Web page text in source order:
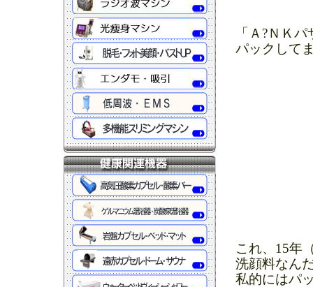
「Ａ?ＮＫ
パックして
これ、15年
洗顔料なん
私的にはパ